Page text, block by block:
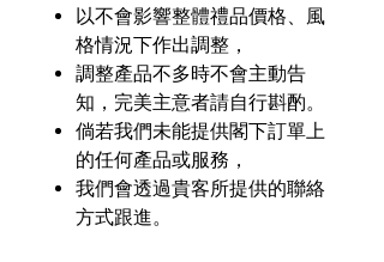
以不會影響整體禮品價格、風
格情況下作出調整，
調整產品不多時不會主動告
知，完美主意者請自行斟酌。
倘若我們未能提供閣下訂單上
的任何產品或服務，
我們會透過貴客所提供的聯絡
方式跟進。